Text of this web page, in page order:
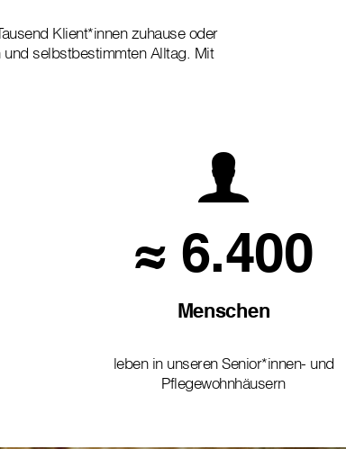
Klient*innen zuhause oder
und selbstbestimmten Alltag. Mit
≈ 6.400
Menschen
leben in unseren Senior*innen- und
Pflegewohnhäusern